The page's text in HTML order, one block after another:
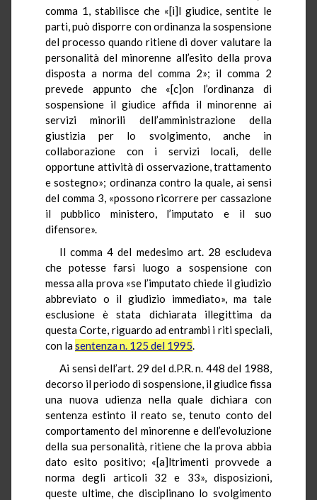
comma 1, stabilisce che «[i]l giudice, sentite le
parti, può disporre con ordinanza la sospensione
del processo quando ritiene di dover valutare la
personalità del minorenne all’esito della prova
disposta a norma del comma 2»; il comma 2
prevede appunto che «[c]on l’ordinanza di
sospensione il giudice affida il minorenne ai
servizi minorili dell’amministrazione della
giustizia per lo svolgimento, anche in
collaborazione con i servizi locali, delle
opportune attività di osservazione, trattamento
e sostegno»; ordinanza contro la quale, ai sensi
del comma 3, «possono ricorrere per cassazione
il pubblico ministero, l’imputato e il suo
difensore».
Il comma 4 del medesimo art. 28 escludeva
che potesse farsi luogo a sospensione con
messa alla prova «se l’imputato chiede il giudizio
abbreviato o il giudizio immediato», ma tale
esclusione è stata dichiarata illegittima da
questa Corte, riguardo ad entrambi i riti speciali,
con lasentenza n. 125 del 1995.
Ai sensi dell’art. 29 del d.P.R. n. 448 del 1988,
decorso il periodo di sospensione, il giudice fissa
una nuova udienza nella quale dichiara con
sentenza estinto il reato se, tenuto conto del
comportamento del minorenne e dell’evoluzione
della sua personalità, ritiene che la prova abbia
dato esito positivo; «[a]ltrimenti provvede a
norma degli articoli 32 e 33», disposizioni,
queste ultime, che disciplinano lo svolgimento